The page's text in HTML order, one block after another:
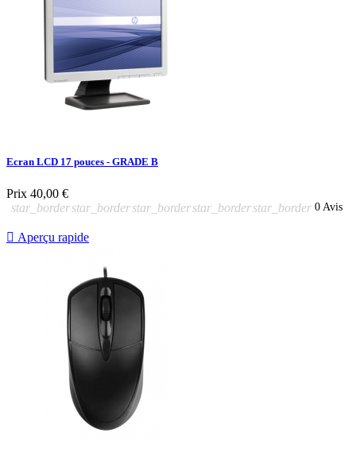
Ecran LCD 17 pouces - GRADE B
Prix 40,00 €
star_borderstar_borderstar_borderstar_borderstar_border 0 Avis
 Aperçu rapide